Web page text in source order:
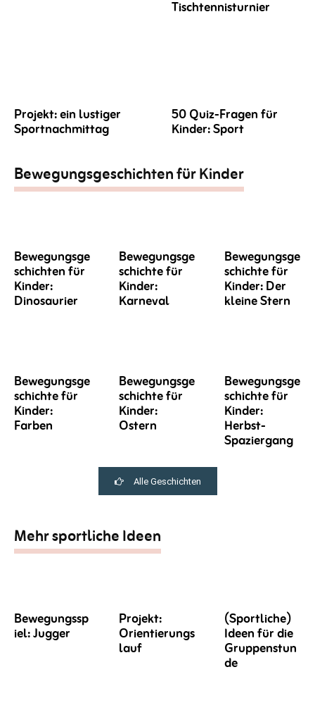
Tischtennisturnier
Projekt: ein lustiger
Sportnachmittag
50 Quiz-Fragen für
Kinder: Sport
Bewegungsgeschichten für Kinder
Bewegungsge
schichten für
Kinder:
Dinosaurier
Bewegungsge
schichte für
Kinder:
Karneval
Bewegungsge
schichte für
Kinder: Der
kleine Stern
Bewegungsge
schichte für
Kinder:
Farben
Bewegungsge
schichte für
Kinder:
Ostern
Bewegungsge
schichte für
Kinder:
Herbst-
Spaziergang
Alle Geschichten
Mehr sportliche Ideen
Bewegungssp
iel: Jugger
Projekt:
Orientierungs
lauf
(Sportliche)
Ideen für die
Gruppenstun
de